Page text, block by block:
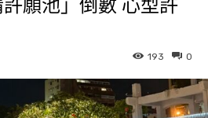
願池」倒數 心型許
0
193